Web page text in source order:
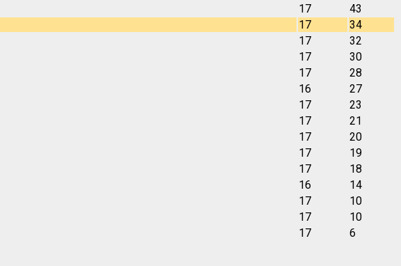
17
43
17
34
17
32
17
30
17
28
16
27
17
23
17
21
17
20
17
19
17
18
16
14
17
10
17
10
17 6